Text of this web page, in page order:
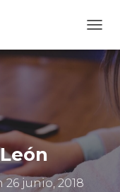
26 junio, 2018